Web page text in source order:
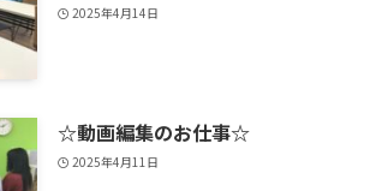
2025年4月14日
☆動画編集のお仕事☆
2025年4月11日